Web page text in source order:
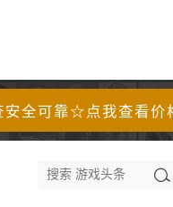
安全可靠☆点我查看价